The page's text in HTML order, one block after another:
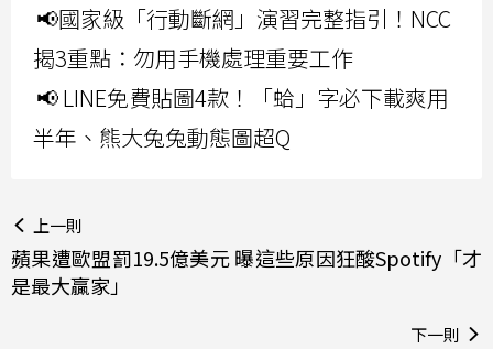
📢國家級「行動斷網」演習完整指引！NCC
揭3重點：勿用手機處理重要工作
📢 LINE免費貼圖4款！「蛤」字必下載爽用
半年、熊大兔兔動態圖超Q
上一則
蘋果遭歐盟罰19.5億美元 曝這些原因狂酸Spotify「才
是最大贏家」
下一則